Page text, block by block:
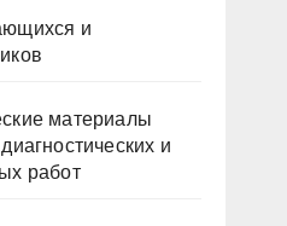
и
материалы
и
работ